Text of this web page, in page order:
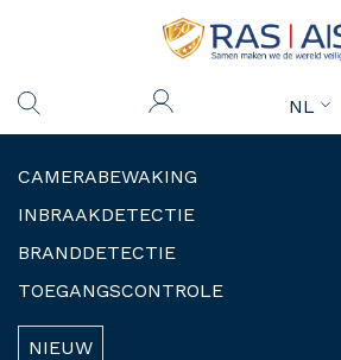
NL
CAMERABEWAKING
INBRAAKDETECTIE
BRANDDETECTIE
TOEGANGSCONTROLE
NIEUW